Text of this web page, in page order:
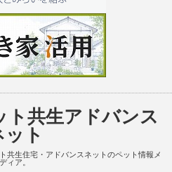
ト共生アドバンス
ット
共生住宅・アドバンスネットのペット情報メ
ディア。